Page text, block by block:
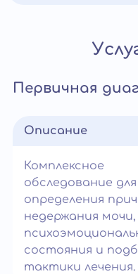
Первичная
Описание
Комплексное
обследование для
определения
недержания
состояния и
тактики лечения.